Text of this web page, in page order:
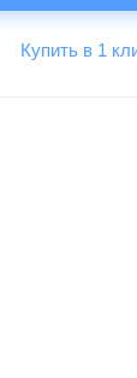
Купить в 1